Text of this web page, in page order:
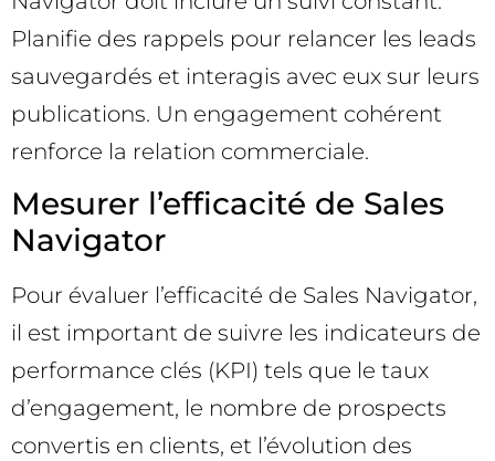
Planifie des rappels pour relancer les leads
sauvegardés et interagis avec eux sur leurs
publications. Un engagement cohérent
renforce la relation commerciale.
Mesurer l’efficacité de Sales
Navigator
Pour évaluer l’efficacité de Sales Navigator,
il est important de suivre les indicateurs de
performance clés (KPI) tels que le taux
d’engagement, le nombre de prospects
convertis en clients, et l’évolution des